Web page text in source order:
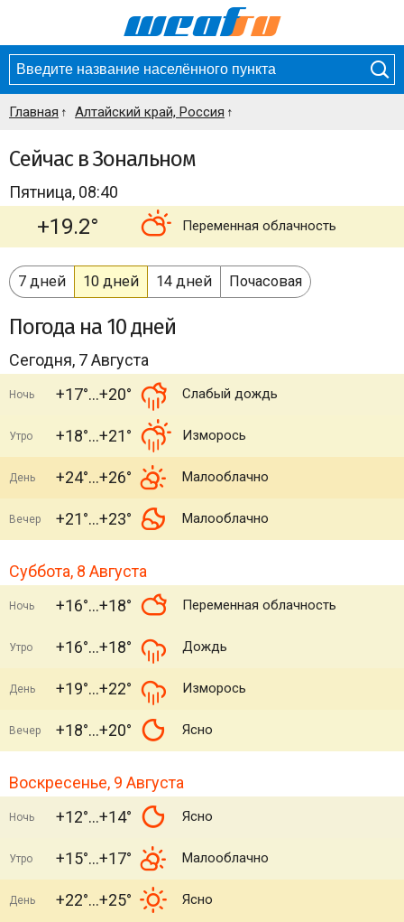
Главная Алтайский край, Россия
Сейчас в Зональном
Пятница, 08:40
+19.2° Переменная облачность
7 дней 10 дней 14 дней Почасовая
Погода на 10 дней
Сегодня, 7 Августа
Ночь +17° +20° Слабый дождь
Утро +18° +21° Изморось
День +24° +26° Малооблачно
Вечер +21° +23° Малооблачно
Суббота, 8 Августа
Ночь +16° +18° Переменная облачность
Утро +16° +18° Дождь
День +19° +22° Изморось
Вечер +18° +20° Ясно
Воскресенье, 9 Августа
Ночь +12° +14° Ясно
Утро +15° +17° Малооблачно
День +22° +25° Ясно